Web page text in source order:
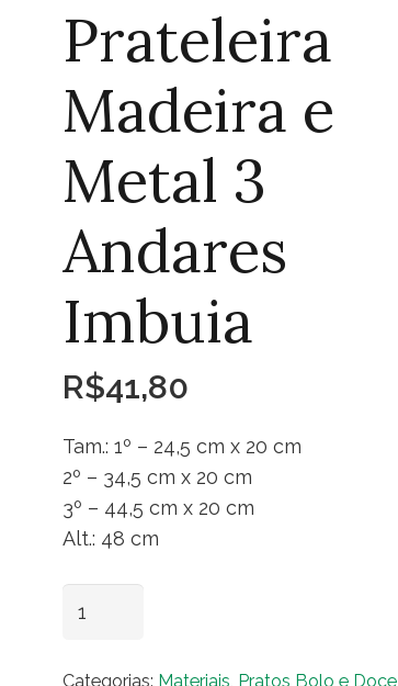
Prateleira
Madeira e
Metal 3
Andares
Imbuia
R$41,80
Tam.: 1º – 24,5 cm x 20 cm
2º – 34,5 cm x 20 cm
3º – 44,5 cm x 20 cm
Alt.: 48 cm
Categorias: Materiais Pratos Bolo e Doce